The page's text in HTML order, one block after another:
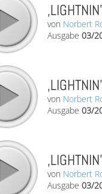
von Norbert
Ausgabe 03/
von Norbert
Ausgabe 03/
von Norbert
Ausgabe 03/